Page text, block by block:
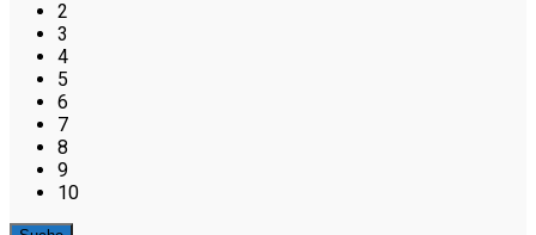
2
3
4
5
6
7
8
9
10